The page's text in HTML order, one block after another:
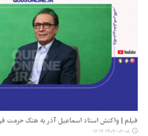
فیلم | واکنش استاد اسماعیل آذر به هتک حرمت
۱۴۰۴-۰۶-۰۸ ۱۶:۱۷